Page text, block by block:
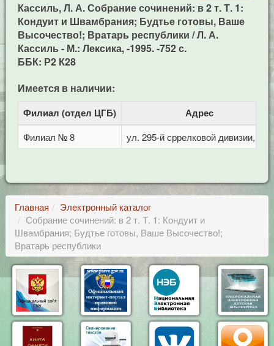
Кассиль, Л. А. Собрание сочинений: в 2 т. Т. 1:
Кондуит и Швамбрания; Будтье готовы, Ваше
Высочество!; Вратарь республики / Л. А.
Кассиль - М.: Лексика, -1995. -752 с.
ББК: Р2 К28
Имеется в наличии:
Филиал (отдел ЦГБ) Адрес
Филиал № 8 ул. 295-й сррелковой дивизии, 114
Главная
Электронный каталог
Собрание сочинений: в 2 т. Т. 1: Кондуит и
Швамбрания; Будтье готовы, Ваше Высочество!;
Вратарь республики